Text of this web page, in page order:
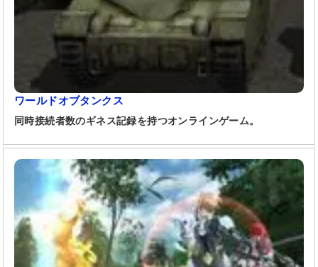
ワールドオブタンクス
同時接続者数のギネス記録を持つオンラインゲーム。